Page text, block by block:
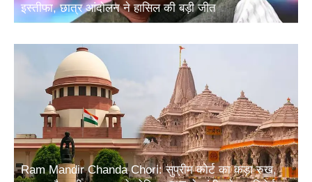
इस्तीफा, छात्र आंदोलन ने हासिल की बड़ी जीत
Ram Mandir Chanda Chori: सुप्रीम कोर्ट का कड़ा रुख,